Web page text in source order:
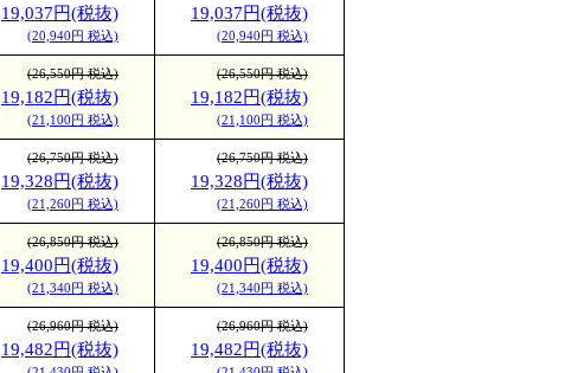
19,037円(税抜)
(20,940円 税込)
19,037円(税抜)
(20,940円 税込)
(26,550円 税込)
19,182円(税抜)
(21,100円 税込)
(26,550円 税込)
19,182円(税抜)
(21,100円 税込)
(26,750円 税込)
19,328円(税抜)
(21,260円 税込)
(26,750円 税込)
19,328円(税抜)
(21,260円 税込)
(26,850円 税込)
19,400円(税抜)
(21,340円 税込)
(26,850円 税込)
19,400円(税抜)
(21,340円 税込)
(26,960円 税込)
19,482円(税抜)
(26,960円 税込)
19,482円(税抜)